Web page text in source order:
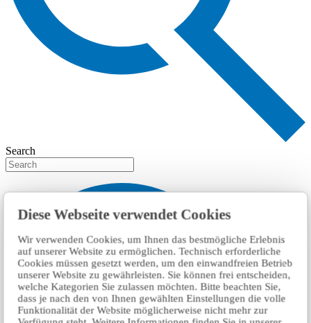
Diese Webseite verwendet Cookies
Wir verwenden Cookies, um Ihnen das bestmögliche Erlebnis
auf unserer Website zu ermöglichen. Technisch erforderliche
Cookies müssen gesetzt werden, um den einwandfreien Betrieb
unserer Website zu gewährleisten. Sie können frei entscheiden,
welche Kategorien Sie zulassen möchten. Bitte beachten Sie,
dass je nach den von Ihnen gewählten Einstellungen die volle
Funktionalität der Website möglicherweise nicht mehr zur
Search